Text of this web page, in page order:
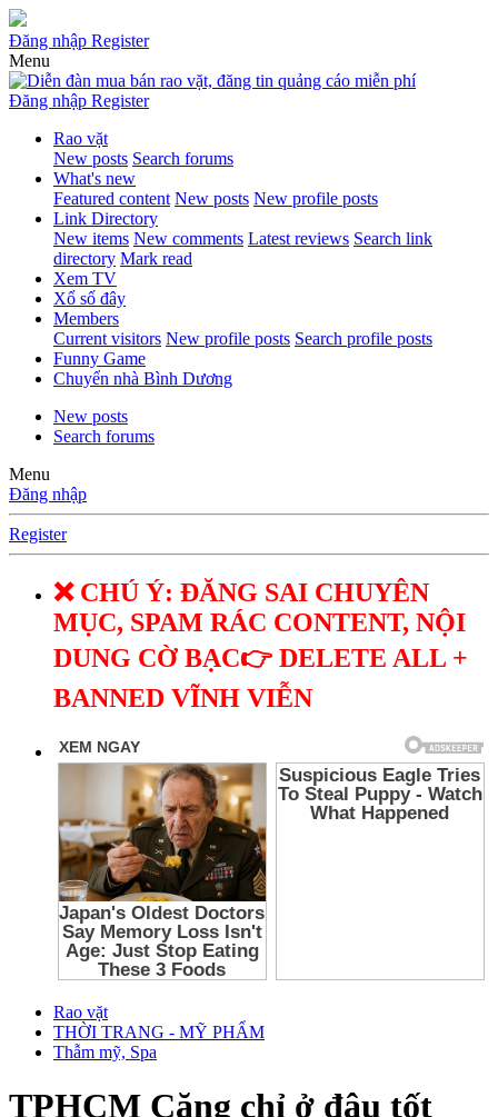
Đăng nhập Register
Menu
Đăng nhập Register
Rao vặt
New posts Search forums
What's new
Featured content New posts New profile posts
Link Directory
New items New comments Latest reviews Search link
directory Mark read
Xem TV
Xổ số đây
Members
Current visitors New profile posts Search profile posts
Funny Game
Chuyển nhà Bình Dương
New posts
Search forums
Menu
Đăng nhập
Register
❌ CHÚ Ý: ĐĂNG SAI CHUYÊN
MỤC, SPAM RÁC CONTENT, NỘI
DUNG CỜ BẠC👉 DELETE ALL +
BANNED VĨNH VIỄN
Rao vặt
THỜI TRANG - MỸ PHẨM
Thẫm mỹ, Spa
TPHCM Căng chỉ ở đâu tốt